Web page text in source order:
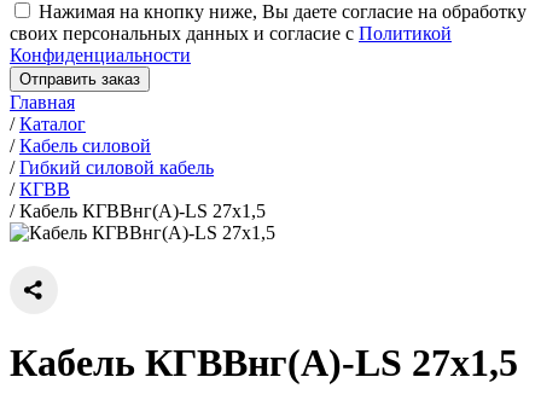
Нажимая на кнопку ниже, Вы даете согласие на обработку
своих персональных данных и согласие с Политикой
Конфиденциальности
Отправить заказ
Главная
/Каталог
/Кабель силовой
/Гибкий силовой кабель
/КГВВ
/Кабель КГВВнг(А)-LS 27х1,5
Кабель КГВВнг(А)-LS 27х1,5